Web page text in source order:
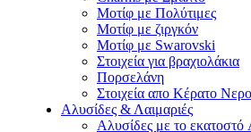
Μοτίφ με Πολύτιμες
Μοτίφ με ζιργκόν
Μοτίφ με Swarovski
Στοιχεία για βραχιολάκια
Πορσελάνη
Στοιχεία απο Κέρατο
Αλυσίδες & Λαιμαριές
Αλυσίδες με το εκατοστό